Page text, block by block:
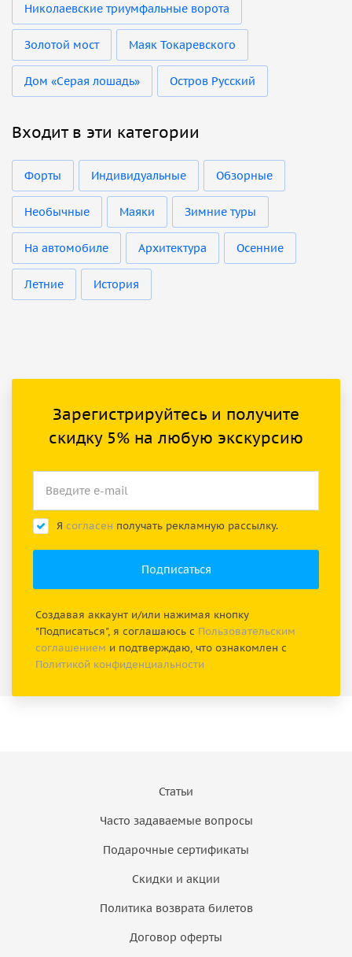
Николаевские триумфальные ворота
Золотой мост Маяк Токаревского
Дом «Серая лошадь» Остров Русский
Входит в эти категории
Форты Индивидуальные Обзорные
Необычные Маяки Зимние туры
На автомобиле Архитектура Осенние
Летние История
Зарегистрируйтесь и получите
скидку 5% на любую экскурсию
Я согласен получать рекламную рассылку.
Создавая аккаунт и/или нажимая кнопку
"Подписаться", я соглашаюсь с Пользовательским
соглашением и подтверждаю, что ознакомлен с
Политикой конфиденциальности
Статьи
Часто задаваемые вопросы
Подарочные сертификаты
Скидки и акции
Политика возврата билетов
Договор оферты